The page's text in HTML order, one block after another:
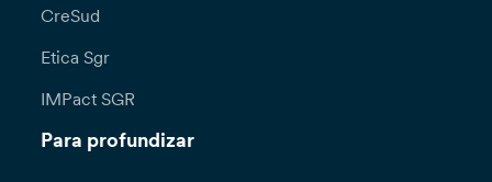
CreSud
Etica Sgr
IMPact SGR
Para profundizar